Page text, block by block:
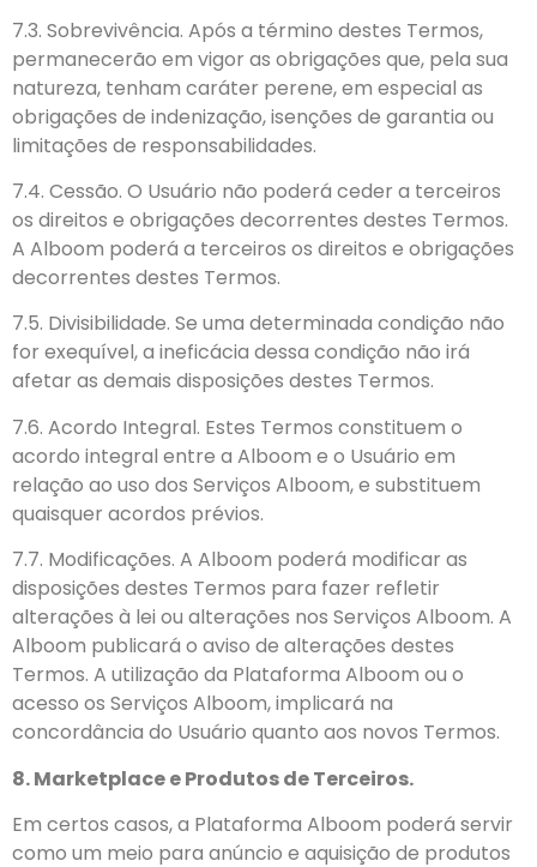
7.3. Sobrevivência. Após a término destes Termos,
permanecerão em vigor as obrigações que, pela sua
natureza, tenham caráter perene, em especial as
obrigações de indenização, isenções de garantia ou
limitações de responsabilidades.
7.4. Cessão. O Usuário não poderá ceder a terceiros
os direitos e obrigações decorrentes destes Termos.
A Alboom poderá a terceiros os direitos e obrigações
decorrentes destes Termos.
7.5. Divisibilidade. Se uma determinada condição não
for exequível, a ineficácia dessa condição não irá
afetar as demais disposições destes Termos.
7.6. Acordo Integral. Estes Termos constituem o
acordo integral entre a Alboom e o Usuário em
relação ao uso dos Serviços Alboom, e substituem
quaisquer acordos prévios.
7.7. Modificações. A Alboom poderá modificar as
disposições destes Termos para fazer refletir
alterações à lei ou alterações nos Serviços Alboom. A
Alboom publicará o aviso de alterações destes
Termos. A utilização da Plataforma Alboom ou o
acesso os Serviços Alboom, implicará na
concordância do Usuário quanto aos novos Termos.
8. Marketplace e Produtos de Terceiros.
Em certos casos, a Plataforma Alboom poderá servir
como um meio para anúncio e aquisição de produtos